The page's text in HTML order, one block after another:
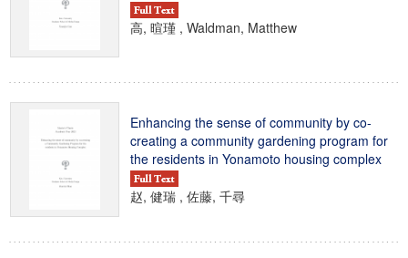
高, 暄瑾 , Waldman, Matthew
Enhancing the sense of community by co-
creating a community gardening program for
the residents in Yonamoto housing complex
赵, 健瑞 , 佐藤, 千尋